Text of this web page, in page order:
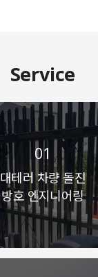
Service
01
대테러 차량 돌진
방호 엔지니어링